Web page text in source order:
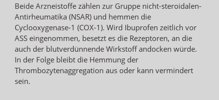
Beide Arzneistoffe zählen zur Gruppe nicht-steroidalen-
Antirheumatika (NSAR) und hemmen die
Cyclooxygenase-1 (COX-1). Wird Ibuprofen zeitlich vor
ASS eingenommen, besetzt es die Rezeptoren, an die
auch der blutverdünnende Wirkstoff andocken würde.
In der Folge bleibt die Hemmung der
Thrombozytenaggregation aus oder kann vermindert
sein.